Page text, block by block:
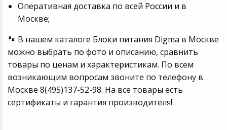
Оперативная доставка по всей России и в
Москве;
🐾 В нашем каталоге Блоки питания Digma в Москве
можно выбрать по фото и описанию, сравнить
товары по ценам и характеристикам. По всем
возникающим вопросам звоните по телефону в
Москве 8(495)137-52-98. На все товары есть
сертификаты и гарантия производителя!